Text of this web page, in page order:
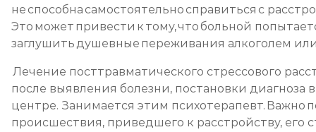
не способна самостоятельно справиться с
Это может привести к тому, что больной
заглушить душевные переживания алкоголем
Лечение посттравматического стрессового
после выявления болезни, постановки диагноза
центре. Занимается этим психотерапевт. Важно
происшествия, приведшего к расстройству, его